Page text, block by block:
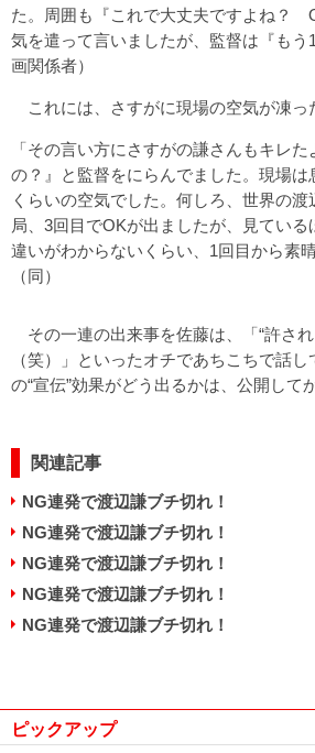
た。周囲も『これで大丈夫ですよね？
気を遣って言いましたが、監督は『も
画関係者）
これには、さすがに現場の空気が凍っ
「その言い方にさすがの謙さんもキレ
の？』と監督をにらんでました。現場は
くらいの空気でした。何しろ、世界の
局、3回目でOKが出ましたが、見ている
違いがわからないくらい、1回目から素
（同）
その一連の出来事を佐藤は、「“許さ
（笑）」といったオチであちこちで話し
の“宣伝”効果がどう出るかは、公開して
関連記事
NG連発で渡辺謙ブチ切れ！
NG連発で渡辺謙ブチ切れ！
NG連発で渡辺謙ブチ切れ！
NG連発で渡辺謙ブチ切れ！
NG連発で渡辺謙ブチ切れ！
ピックアップ